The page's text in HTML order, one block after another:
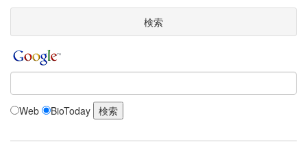
検索
Web BioToday